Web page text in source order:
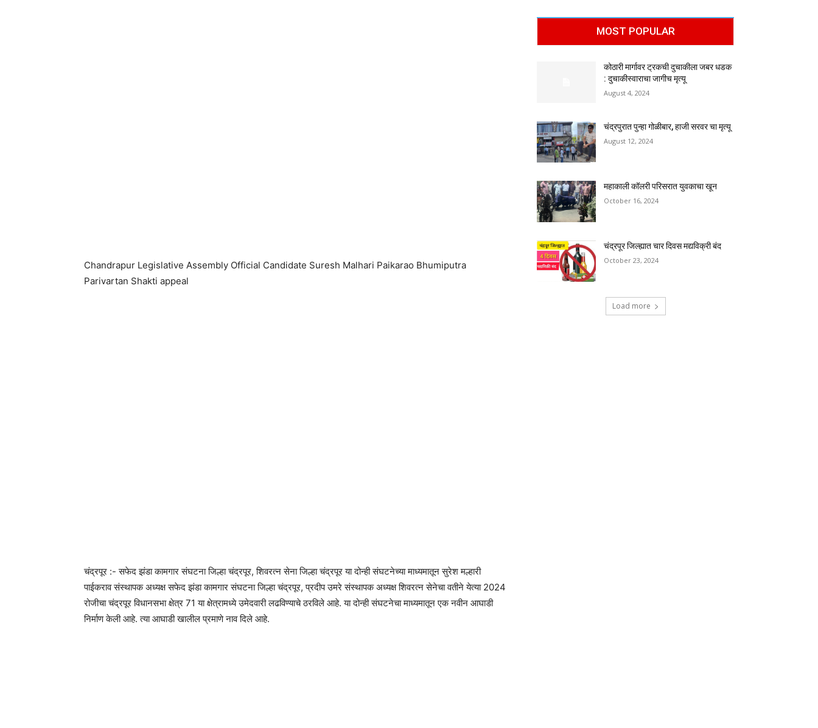
Chandrapur Legislative Assembly Official Candidate Suresh Malhari Paikarao Bhumiputra
Parivartan Shakti appeal
चंद्रपूर :- सफेद झंडा कामगार संघटना जिल्हा चंद्रपूर, शिवरत्न सेना जिल्हा चंद्रपूर या दोन्ही संघटनेच्या माध्यमातून सुरेश मल्हारी
पाईकराव संस्थापक अध्यक्ष सफेद झंडा कामगार संघटना जिल्हा चंद्रपूर, प्रदीप उमरे संस्थापक अध्यक्ष शिवरत्न सेनेचा वतीने येत्या 2024
रोजीचा चंद्रपूर विधानसभा क्षेत्र 71 या क्षेत्रामध्ये उमेदवारी लढविण्याचे ठरविले आहे. या दोन्ही संघटनेचा माध्यमातून एक नवीन आघाडी
निर्माण केली आहे. त्या आघाडी खालील प्रमाणे नाव दिले आहे.
MOST POPULAR
कोठारी मार्गावर ट्रकची दुचाकीला जबर धडक
: दुचाकीस्वाराचा जागीच मृत्यू
August 4, 2024
चंद्रपुरात पुन्हा गोळीबार, हाजी सरवर चा मृत्यू
August 12, 2024
महाकाली कॉलरी परिसरात युवकाचा खून
October 16, 2024
चंद्रपूर जिल्ह्यात चार दिवस मद्यविक्री बंद
October 23, 2024
Load more